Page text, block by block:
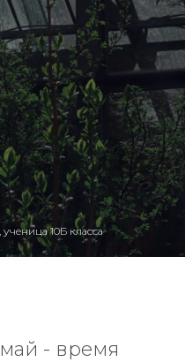
10Б класса
- время